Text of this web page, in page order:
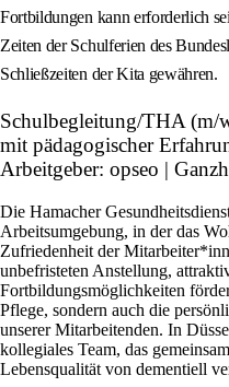
Fortbildungen kann erforderlich
Zeiten der Schulferien des
Schließzeiten der Kita gewähren.
Schulbegleitung/THA (m/
mit pädagogischer
Arbeitgeber: opseo |
Die Hamacher
Arbeitsumgebung, in der das
Zufriedenheit der
unbefristeten Anstellung,
Fortbildungsmöglichkeiten
Pflege, sondern auch die
unserer Mitarbeitenden. In
kollegiales Team, das
Lebensqualität von dementiell